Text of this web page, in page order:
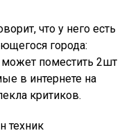
что у него есть
города:
может поместить 2шт
в интернете на
критиков.
техник